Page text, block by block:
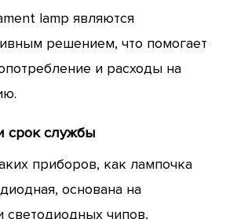
lamp являются
решением, что помогает
и расходы на
срок службы
приборов, как лампочка
основана на
светодиодных чипов,